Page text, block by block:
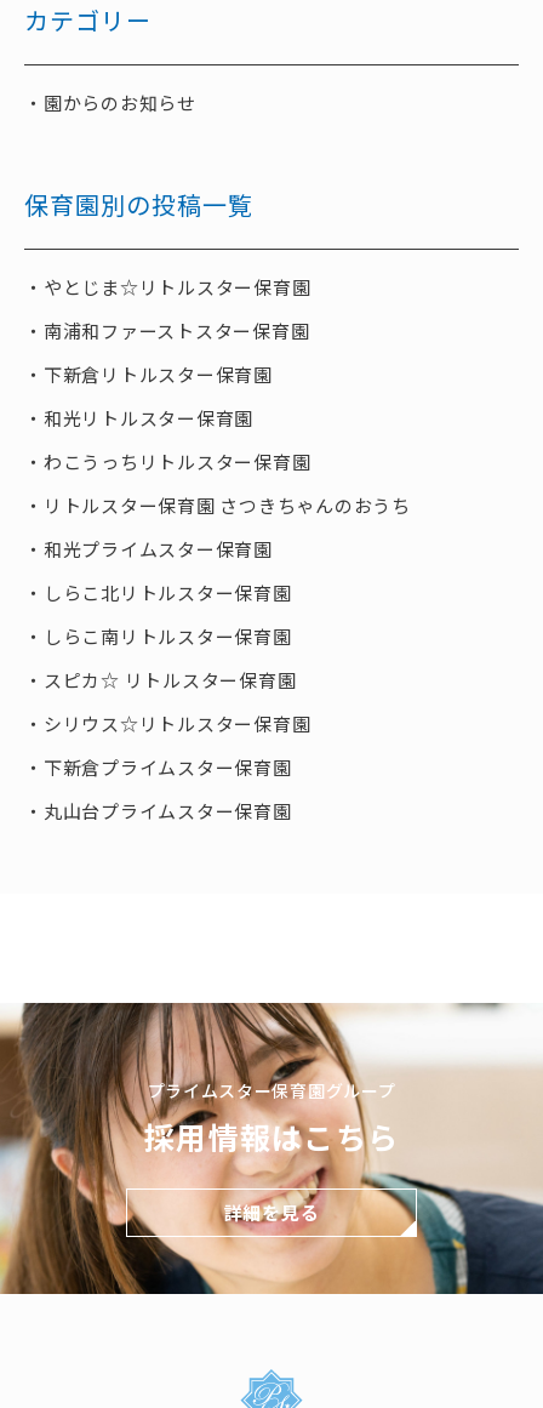
カテゴリー
園からのお知らせ
保育園別の投稿一覧
やとじま☆リトルスター保育園
南浦和ファーストスター保育園
下新倉リトルスター保育園
和光リトルスター保育園
わこうっちリトルスター保育園
リトルスター保育園 さつきちゃんのおうち
和光プライムスター保育園
しらこ北リトルスター保育園
しらこ南リトルスター保育園
スピカ☆ リトルスター保育園
シリウス☆リトルスター保育園
下新倉プライムスター保育園
丸山台プライムスター保育園
プライムスター保育園グループ
採用情報はこちら
詳細を見る